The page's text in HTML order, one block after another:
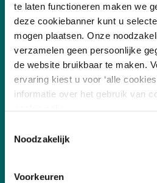
te laten functioneren maken we
deze cookiebanner kunt u
mogen plaatsen. Onze
verzamelen geen persoonlijke
de website bruikbaar te maken.
ervaring kiest u voor ‘alle
informatie over het gebruik van
Noodzakelijk
Voorkeuren
Leefomgeving
Digitalisering
Governance